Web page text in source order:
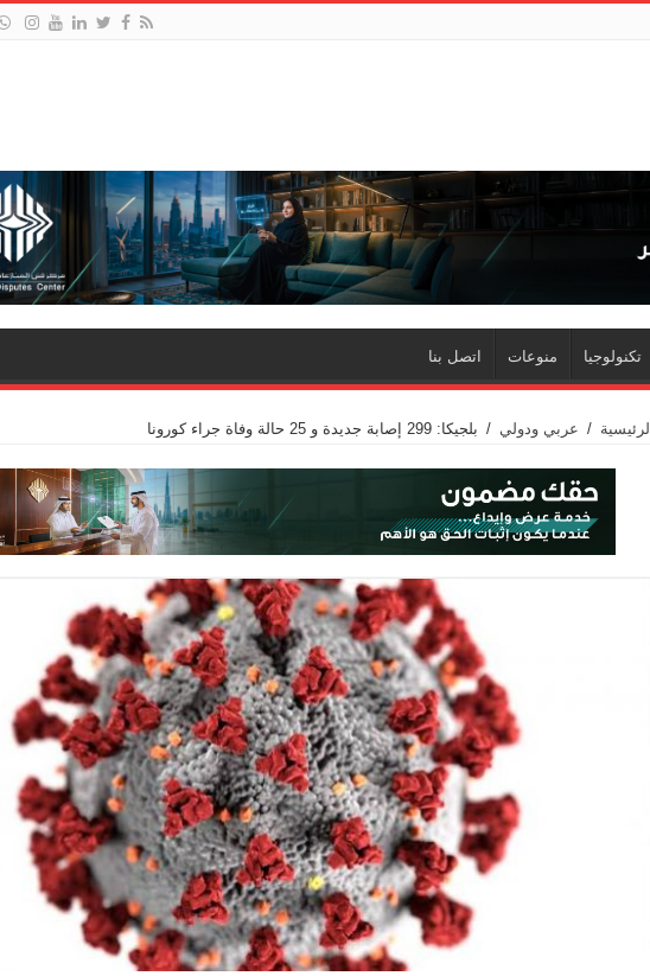
تكنولوجيا منوعات اتصل بنا
الرئيسية / عربي ودولي / بلجيكا: 299 إصابة جديدة و 25 حالة وفاة جراء كورونا